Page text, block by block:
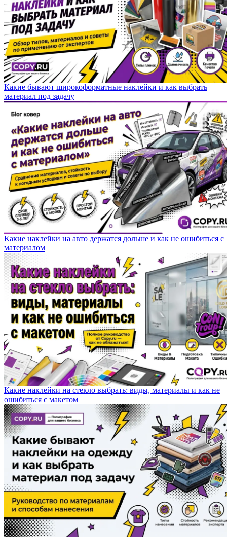
Какие бывают широкоформатные наклейки и как выбрать
материал под задачу
Какие наклейки на авто держатся дольше и как не ошибиться с
материалом
Какие наклейки на стекло выбрать: виды, материалы и как не
ошибиться с макетом